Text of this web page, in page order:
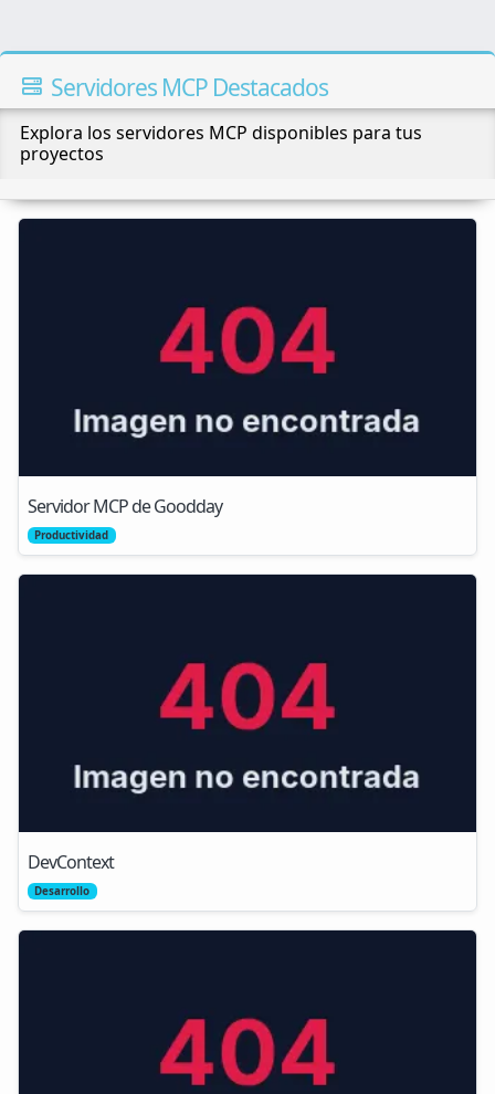
Servidores MCP Destacados
Explora los servidores MCP disponibles para tus
proyectos
Servidor MCP de Goodday
Productividad
DevContext
Desarrollo